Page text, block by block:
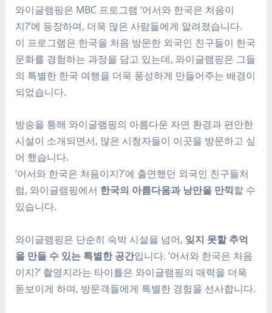
와이글램핑은 MBC 프로그램 ‘어서와 한국은 처음이
지?’에 등장하며, 더욱 많은 사람들에게 알려졌습니다.
이 프로그램은 한국을 처음 방문한 외국인 친구들이 한국
문화를 경험하는 과정을 담고 있는데, 와이글램핑은 그들
의 특별한 한국 여행을 더욱 풍성하게 만들어주는 배경이
되었습니다.
방송을 통해 와이글램핑의 아름다운 자연 환경과 편안한
시설이 소개되면서, 많은 시청자들이 이곳을 방문하고 싶
어 했습니다.
‘어서와 한국은 처음이지?’에 출연했던 외국인 친구들처
럼, 와이글램핑에서 한국의 아름다움과 낭만을 만끽할 수
있습니다.
와이글램핑은 단순히 숙박 시설을 넘어, 잊지 못할 추억
을 만들 수 있는 특별한 공간입니다. ‘어서와 한국은 처음
이지?’ 촬영지라는 타이틀은 와이글램핑의 매력을 더욱
돋보이게 하며, 방문객들에게 특별한 경험을 선사합니다.